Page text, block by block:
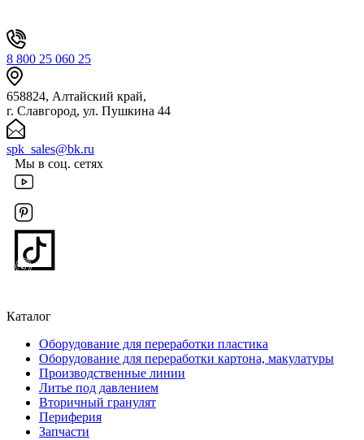
8 800 25 060 25
658824, Алтайский край,
г. Славгород, ул. Пушкина 44
spk_sales@bk.ru
Мы в соц. сетях
Каталог
Оборудование для переработки пластика
Оборудование для переработки картона, макулатуры
Производственные линии
Литье под давлением
Вторичный гранулят
Периферия
Запчасти